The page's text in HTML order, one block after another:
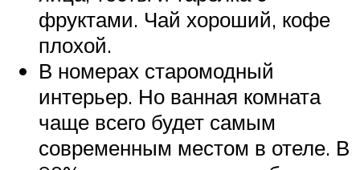
фруктами. Чай хороший, кофе
плохой.
В номерах старомодный
интерьер. Но ванная комната
чаще всего будет самым
современным местом в отеле. В